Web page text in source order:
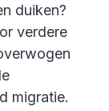
duiken?
verdere
migratie.